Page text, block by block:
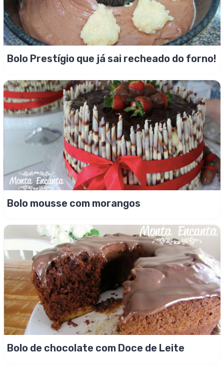
Bolo Prestígio que já sai recheado do forno!
Bolo mousse com morangos
Bolo de chocolate com Doce de Leite